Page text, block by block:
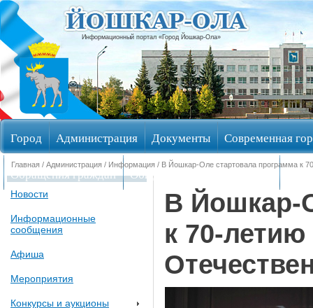
Информационный портал «Город Йошкар-Ола»
Город Администрация Документы Современная
Обращения граждан Общественные обсуждения
Главная / Администрация / Информация / В Йошкар-Оле стартовала программа к
Новости
Информационные
сообщения
Афиша
Мероприятия
Конкурсы и аукционы
В Йошкар-
к 70-